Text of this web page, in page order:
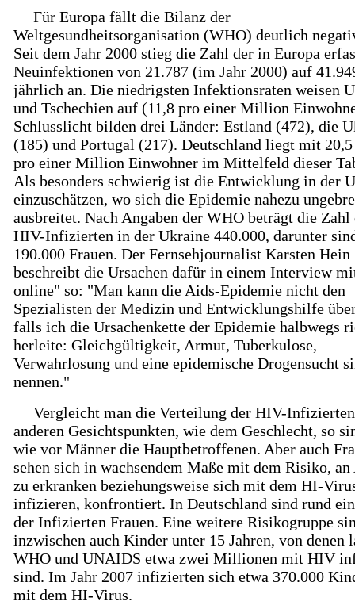
Für Europa fällt die Bilanz der
Weltgesundheitsorganisation (WHO) deutlich
Seit dem Jahr 2000 stieg die Zahl der in Europa
Neuinfektionen von 21.787 (im Jahr 2000) auf
jährlich an. Die niedrigsten Infektionsraten weisen
und Tschechien auf (11,8 pro einer Million
Schlusslicht bilden drei Länder: Estland (472), die
(185) und Portugal (217). Deutschland liegt mit
pro einer Million Einwohner im Mittelfeld dieser
Als besonders schwierig ist die Entwicklung in der
einzuschätzen, wo sich die Epidemie nahezu
ausbreitet. Nach Angaben der WHO beträgt die Zahl
HIV-Infizierten in der Ukraine 440.000, darunter
190.000 Frauen. Der Fernsehjournalist Karsten Hein
beschreibt die Ursachen dafür in einem Interview
online" so: "Man kann die Aids-Epidemie nicht den
Spezialisten der Medizin und Entwicklungshilfe
falls ich die Ursachenkette der Epidemie halbwegs
herleite: Gleichgültigkeit, Armut, Tuberkulose,
Verwahrlosung und eine epidemische Drogensucht
nennen."
Vergleicht man die Verteilung der HIV-
anderen Gesichtspunkten, wie dem Geschlecht, so
wie vor Männer die Hauptbetroffenen. Aber auch
sehen sich in wachsendem Maße mit dem Risiko,
zu erkranken beziehungsweise sich mit dem HI-
infizieren, konfrontiert. In Deutschland sind rund
der Infizierten Frauen. Eine weitere Risikogruppe
inzwischen auch Kinder unter 15 Jahren, von denen
WHO und UNAIDS etwa zwei Millionen mit HIV
sind. Im Jahr 2007 infizierten sich etwa 370.000
mit dem HI-Virus.